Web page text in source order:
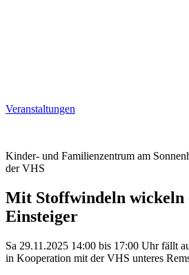
Veranstaltungen
Kinder- und Familienzentrum am
der VHS
Mit Stoffwindeln
Einsteiger
Sa 29.11.2025 14:00 bis 17:00 Uhr fällt
in Kooperation mit der VHS unteres